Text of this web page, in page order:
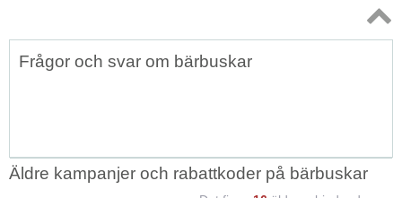
Topp
Frågor och svar om bärbuskar
Äldre kampanjer och rabattkoder på bärbuskar